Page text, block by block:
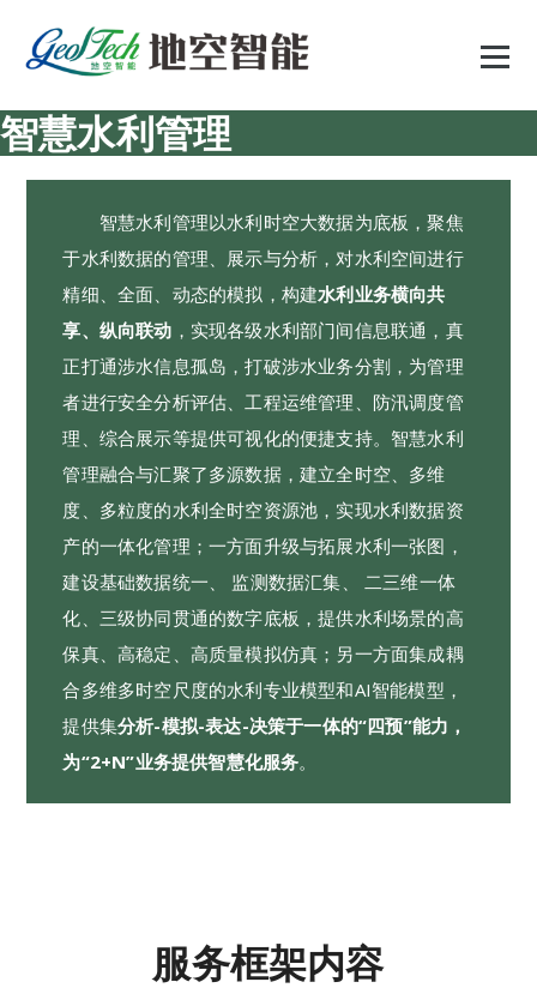
智慧水利管理
智慧水利管理以水利时空大数据为底板，聚焦
于水利数据的管理、展示与分析，对水利空间进行
精细、全面、动态的模拟，构建水利业务横向共
享、纵向联动 ，实现各级水利部门间信息联通，真
正打通涉水信息孤岛，打破涉水业务分割，为管理
者进行安全分析评估、工程运维管理、防汛调度管
理、综合展示等提供可视化的便捷支持。智慧水利
管理融合与汇聚了多源数据，建立全时空、多维
度、多粒度的水利全时空资源池，实现水利数据资
产的一体化管理；一方面升级与拓展水利一张图，
建设基础数据统一、 监测数据汇集、 二三维一体
化、三级协同贯通的数字底板，提供水利场景的高
保真、高稳定、高质量模拟仿真；另一方面集成耦
合多维多时空尺度的水利专业模型和AI智能模型，
提供集分析-模拟-表达-决策于一体的“四预”能力，
为“2+N”业务提供智慧化服务。
服务框架内容